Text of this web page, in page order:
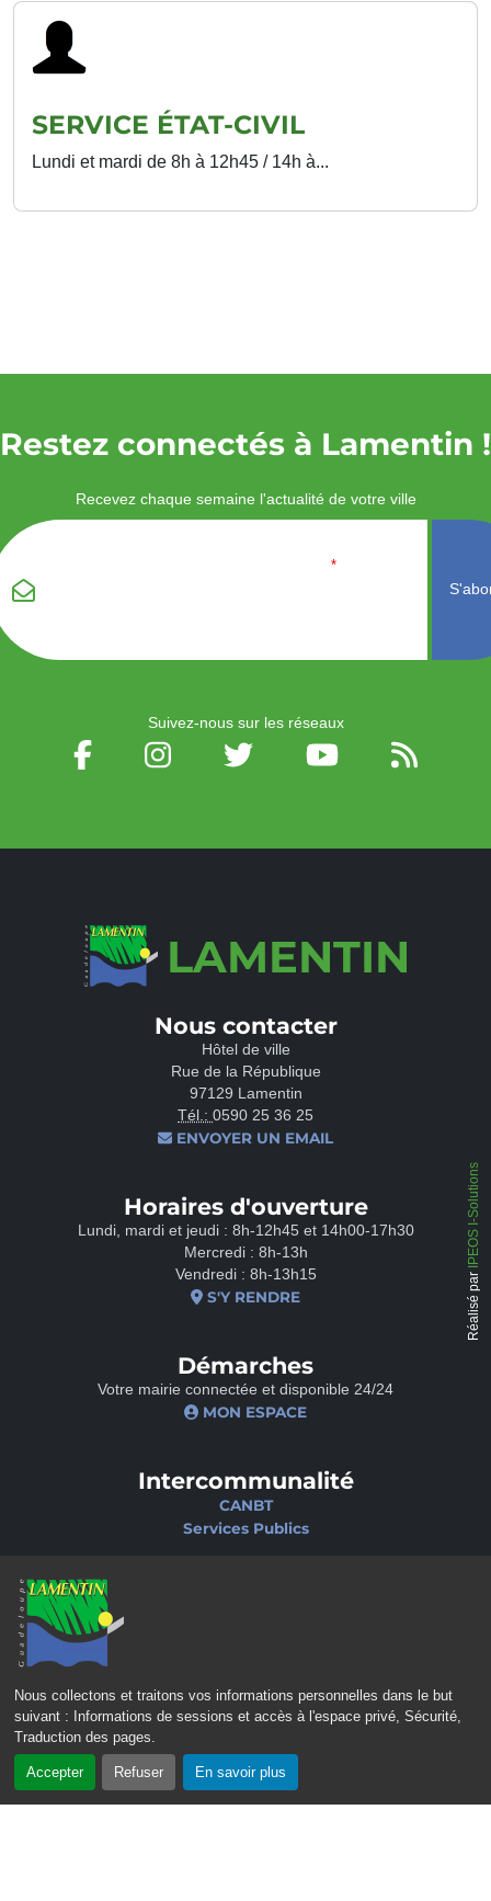
Nous collectons et traitons vos informations personnelles dans le but
suivant :
Informations de sessions et accès à l'espace privé, Sécurité,
Traduction des pages
Accepter Refuser En savoir plus
SERVICE ÉTAT-CIVIL
Lundi et mardi de 8h à 12h45 / 14h à...
LAMENTIN
Nous contacter
Hôtel de ville
Rue de la République
97129 Lamentin
Tél.: 0590 25 36 25
ENVOYER UN EMAIL
Horaires d'ouverture
Lundi, mardi et jeudi : 8h-12h45 et 14h00-17h30
Mercredi : 8h-13h
Vendredi : 8h-13h15
S'Y RENDRE
Démarches
Votre mairie connectée et disponible 24/24
MON ESPACE
Intercommunalité
CANBT
Services Publics
Ciné-Théâtre
Restez connectés à Lamentin !
Recevez chaque semaine l'actualité de votre ville
*
Suivez-nous sur les réseaux
CONTACT
MENTIONS LÉGALES
Réalisé par
IPEOS I-Solutions